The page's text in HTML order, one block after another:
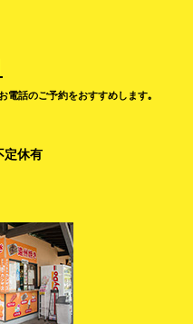
電話のご予約をおすすめします｡
休有